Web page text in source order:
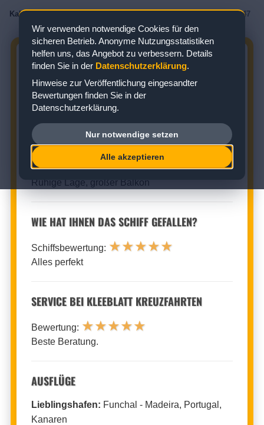
Kabinenbewertungen Kabine 8047
AIDACOSMA KABINE 8047:
BEWERTUNG ZUR BALKONKABINE
Zielgebiet: Kanaren
BALKONKABINE (KABINENNUMMER: 8047)
Kabinenbewertung:★★★★★
Ruhige Lage, großer Balkon
WIE HAT IHNEN DAS SCHIFF GEFALLEN?
Schiffsbewertung: ★★★★★
Alles perfekt
SERVICE BEI KLEEBLATT KREUZFAHRTEN
Bewertung: ★★★★★
Beste Beratung.
AUSFLÜGE
Lieblingshafen: Funchal - Madeira, Portugal,
Kanaren
Wir verwenden notwendige Cookies für den
sicheren Betrieb. Anonyme Nutzungsstatistiken
helfen uns, das Angebot zu verbessern. Details
finden Sie in der Datenschutzerklärung.
Hinweise zur Veröffentlichung eingesandter
Bewertungen finden Sie in der
Datenschutzerklärung.
Nur notwendige setzen
Alle akzeptieren